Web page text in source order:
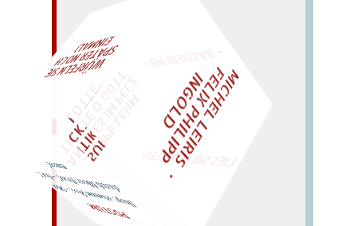
E
Z
O
T
"
POSTUM
Stop: stu
mme Post. – Mut
durch
Most: Prost! – Ost?.. musst! M
I
C
H
E
L
L
E
I
R
I
S
・
F
E
L
I
X
P
H
I
L
I
P
P
I
N
G
O
L
D
LIES SIR LEIRIS LEIS
AL!